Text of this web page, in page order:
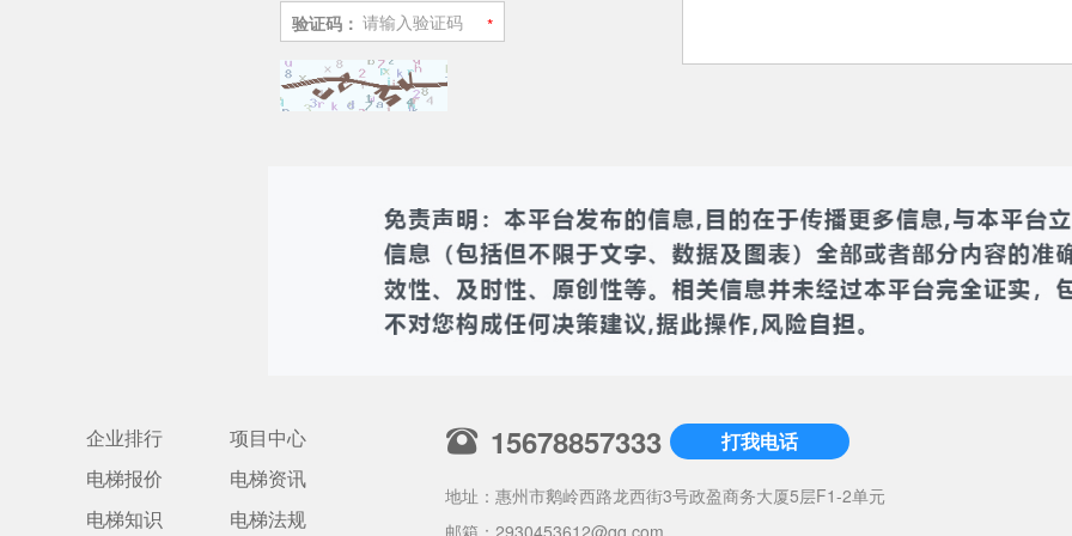
验证码：
企业排行
项目中心
电梯报价
电梯资讯
电梯知识
电梯法规
15678857333 打我电话
地址：惠州市鹅岭西路龙西街3号政盈商务大厦5层F1-2单元
邮箱： 2930453612@qq.com